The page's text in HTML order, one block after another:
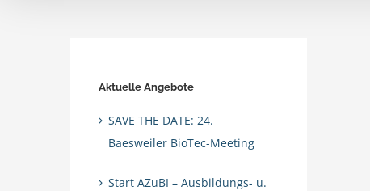
Aktuelle Angebote
SAVE THE DATE: 24.
Baesweiler BioTec-Meeting
Start AZuBI – Ausbildungs- u.